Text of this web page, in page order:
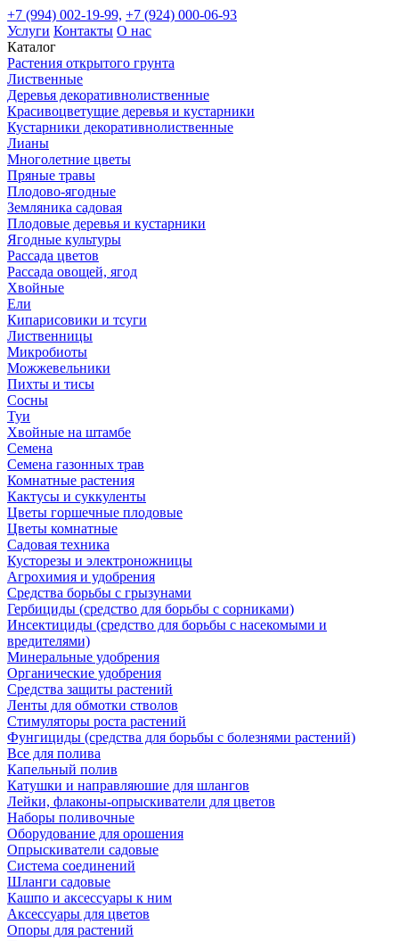
+7 (994) 002-19-99, +7 (924) 000-06-93
Услуги Контакты О нас
Каталог
Растения открытого грунта
Лиственные
Деревья декоративнолиственные
Красивоцветущие деревья и кустарники
Кустарники декоративнолиственные
Лианы
Многолетние цветы
Пряные травы
Плодово-ягодные
Земляника садовая
Плодовые деревья и кустарники
Ягодные культуры
Рассада цветов
Рассада овощей, ягод
Хвойные
Ели
Кипарисовики и тсуги
Лиственницы
Микробиоты
Можжевельники
Пихты и тисы
Сосны
Туи
Хвойные на штамбе
Семена
Семена газонных трав
Комнатные растения
Кактусы и суккуленты
Цветы горшечные плодовые
Цветы комнатные
Садовая техника
Кусторезы и электроножницы
Агрохимия и удобрения
Средства борьбы с грызунами
Гербициды (средство для борьбы с сорниками)
Инсектициды (средство для борьбы с насекомыми и
вредителями)
Минеральные удобрения
Органические удобрения
Средства защиты растений
Ленты для обмотки стволов
Стимуляторы роста растений
Фунгициды (средства для борьбы с болезнями растений)
Все для полива
Капельный полив
Катушки и направляюшие для шлангов
Лейки, флаконы-опрыскиватели для цветов
Наборы поливочные
Оборудование для орошения
Опрыскиватели садовые
Система соединений
Шланги садовые
Кашпо и аксессуары к ним
Аксессуары для цветов
Опоры для растений